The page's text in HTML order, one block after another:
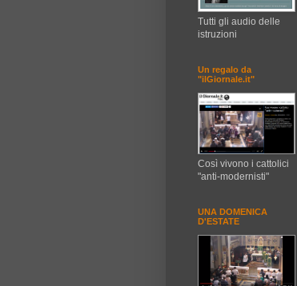
Tutti gli audio delle
istruzioni
Un regalo da
"ilGiornale.it"
Così vivono i cattolici
"anti-modernisti"
UNA DOMENICA
D'ESTATE